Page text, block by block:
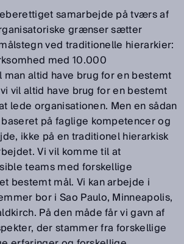
samarbejde på tværs af
grænser sætter
ved traditionelle hierarkier:
med 10.000
altid have brug for en bestemt
vil altid have brug for en bestemt
lede organisationen. Men en sådan
på faglige kompetencer og
ikke på en traditionel hierarkisk
Vi vil komme til at
teams med forskellige
bestemt mål. Vi kan arbejde i
bor i Sao Paulo, Minneapolis,
På den måde får vi gavn af
der stammer fra forskellige